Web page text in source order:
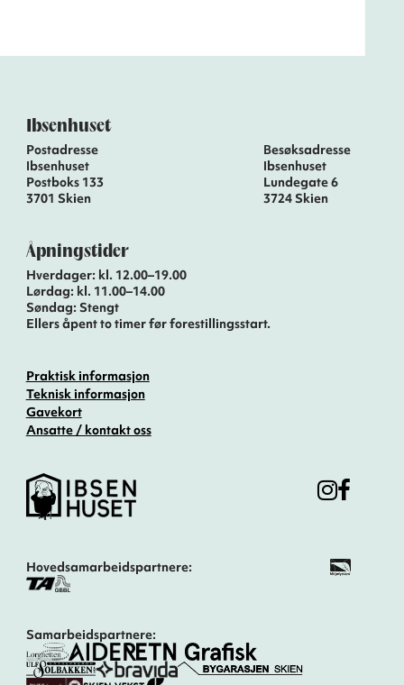
Ibsenhuset
Postadresse
Ibsenhuset
Postboks 133
3701 Skien
Besøksadresse
Ibsenhuset
Lundegate 6
3724 Skien
Åpningstider
Hverdager: kl. 12.00–19.00
Lørdag: kl. 11.00–14.00
Søndag: Stengt
Ellers åpent to timer før forestillingsstart.
Praktisk informasjon
Teknisk informasjon
Gavekort
Ansatte / kontakt oss
Hovedsamarbeidspartnere:
Samarbeidspartnere: